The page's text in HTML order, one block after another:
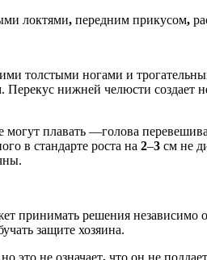
локтями, передним прикусом,
толстыми ногами и
Перекус нижней челюсти создает
плавать —голова
в стандарте роста на 2–3 см не
принимать решения независимо
защите хозяина.
но это не означает, что он не